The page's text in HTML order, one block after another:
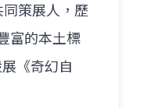
策展人，歷
富的本土標
《奇幻自